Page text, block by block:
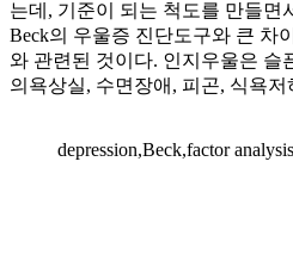
는데, 기준이 되는 척도를 만들면
Beck의 우울증 진단도구와 큰 차
와 관련된 것이다. 인지우울은 슬
의욕상실, 수면장애, 피곤, 식욕
depression,Beck,factor analysis